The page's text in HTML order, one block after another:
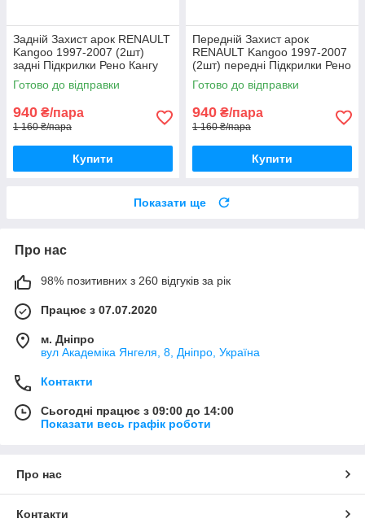
Задній Захист арок RENAULT
Kangoo 1997-2007 (2шт)
задні Підкрилки Рено Кангу
до 2007 пара задніх
Готово до відправки
940 ₴/пара
1 160 ₴/пара
Купити
Передній Захист арок
RENAULT Kangoo 1997-2007
(2шт) передні Підкрилки Рено
Кангу до 2007 пара передніх
Готово до відправки
940 ₴/пара
1 160 ₴/пара
Купити
Показати ще
Про нас
98% позитивних з 260 відгуків за рік
Працює з 07.07.2020
м. Дніпро
вул Академіка Янгеля, 8, Дніпро, Україна
Контакти
Сьогодні працює з 09:00 до 14:00
Показати весь графік роботи
Про нас
Контакти